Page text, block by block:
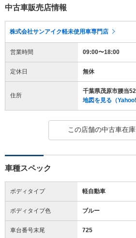
中古車販売店情報
株式会社サンアイク軽未使用車専門店
営業時間 09:00〜18:00
定休日 無休
住所
千葉県茂原市腰当
地図を見る（Yahoo!
この店舗の中古車在
車種スペック
ボディタイプ 軽自動車
ボディタイプ色 ブルー
車台番号末尾 725